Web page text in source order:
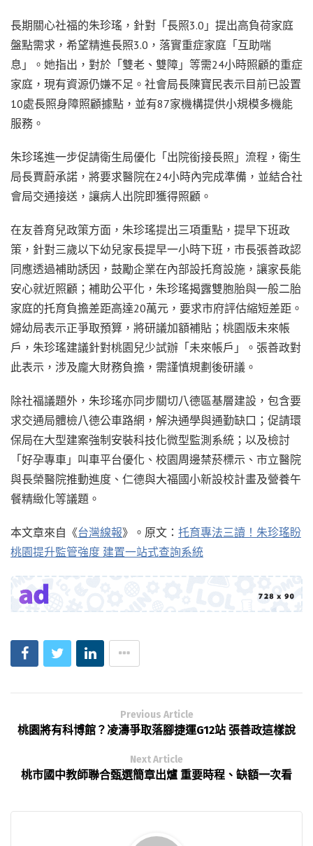
長期關心社福的朱珍瑤，針對「長照3.0」提出高負荷家庭
盤點需求，希望精進長照3.0，落實重症家庭「互助喘
息」。她指出，對於「雙老、雙障」等需24小時照顧的重症
家庭，現有資源仍嫌不足。社會局長陳寶民表示目前已設置
10處長照身障照顧據點，並有87家機構提供小規模多機能
服務。
朱珍瑤進一步促請衛生局優化「出院銜接長照」流程，衛生
局長賈蔚承諾，將要求醫院在24小時內完成準備，並結合社
會局交通接送，讓病人出院即獲得照顧。
在友善育兒政策方面，朱珍瑤提出三項重點，提早下班政
策，針對三歲以下幼兒家長提早一小時下班，市長張善政認
同應透過補助誘因，鼓勵企業在內部設托育設施，讓家長能
安心就近照顧；補助公平化，朱珍瑤揭露雙胞胎與一般二胎
家庭的托育負擔差距高達20萬元，要求市府評估縮短差距。
婦幼局表示正爭取預算，將研議加額補貼；桃園版未來帳
戶，朱珍瑤建議針對桃園兒少試辦「未來帳戶」。張善政對
此表示，涉及龐大財務負擔，需謹慎規劃後研議。
除社福議題外，朱珍瑤亦同步關切八德區基層建設，包含要
求交通局體檢八德公車路網，解決通學與通勤缺口；促請環
保局在大型建案強制安裝科技化微型監測系統；以及檢討
「好孕專車」叫車平台優化、校園周邊禁菸標示、市立醫院
與長榮醫院推動進度、仁德與大福國小新設校計畫及營養午
餐精緻化等議題。
本文章來自《台灣線報》。原文： 托育專法三讀！朱珍瑤盼
桃園提升監管強度 建置一站式查詢系統
Previous Article
桃園將有科博館？凌濤爭取落腳捷運G12站 張善政這樣說
Next Article
桃市國中教師聯合甄選簡章出爐 重要時程、缺額一次看